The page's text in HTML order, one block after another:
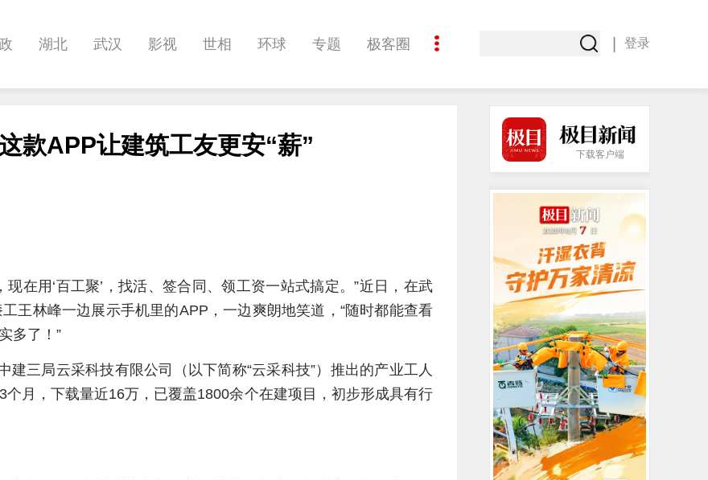
湖北 武汉 影视 世相 环球 专题 极客圈
影像 帅作文 International 职教院
登录
款APP让建筑工友更安“薪”
在用‘百工聚’，找活、签合同、领工资一站式搞定。”近日，在武
王林峰一边展示手机里的APP，一边爽朗地笑道，“随时都能查看
多了！”
建三局云采科技有限公司（以下简称“云采科技”）推出的产业工人
月，下载量近16万，已覆盖1800余个在建项目，初步形成具有行
下载客户端